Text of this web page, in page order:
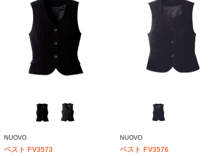
NUOVO
ベスト FV3573
NUOVO
ベスト FV3576